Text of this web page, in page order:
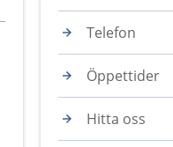
Telefon
Öppettider
Hitta oss